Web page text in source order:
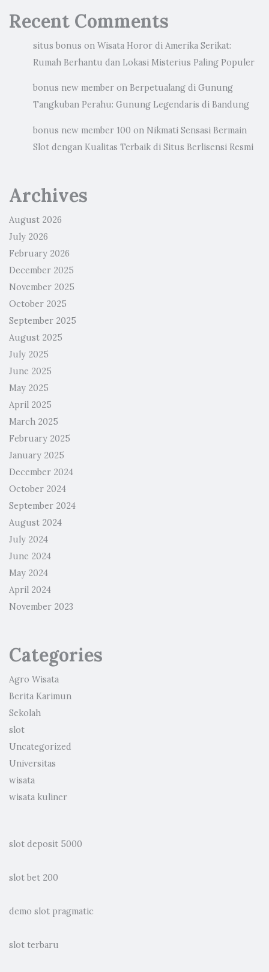
Recent Comments
situs bonus on Wisata Horor di Amerika Serikat:
Rumah Berhantu dan Lokasi Misterius Paling Populer
bonus new member on Berpetualang di Gunung
Tangkuban Perahu: Gunung Legendaris di Bandung
bonus new member 100 on Nikmati Sensasi Bermain
Slot dengan Kualitas Terbaik di Situs Berlisensi Resmi
Archives
August 2026
July 2026
February 2026
December 2025
November 2025
October 2025
September 2025
August 2025
July 2025
June 2025
May 2025
April 2025
March 2025
February 2025
January 2025
December 2024
October 2024
September 2024
August 2024
July 2024
June 2024
May 2024
April 2024
November 2023
Categories
Agro Wisata
Berita Karimun
Sekolah
slot
Uncategorized
Universitas
wisata
wisata kuliner
slot deposit 5000
slot bet 200
demo slot pragmatic
slot terbaru